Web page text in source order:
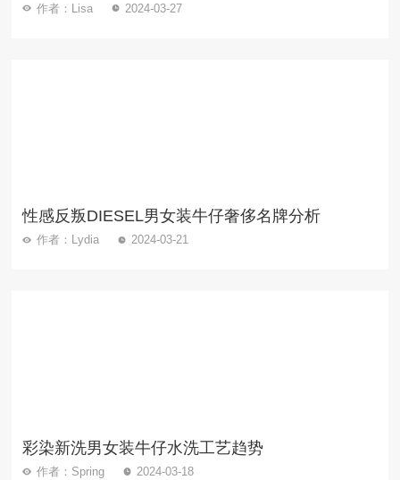
作者：Lisa 2024-03-27
性感反叛DIESEL男女装牛仔奢侈名牌分析
作者：Lydia 2024-03-21
彩染新洗男女装牛仔水洗工艺趋势
作者：Spring 2024-03-18